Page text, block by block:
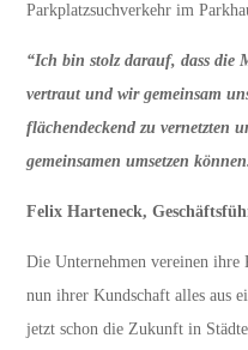
Parkplatzsuchverkehr im
“Ich bin stolz darauf, dass die
vertraut und wir gemeinsam
flächendeckend zu vernetzten
gemeinsamen umsetzen
Felix Harteneck,
Die Unternehmen vereinen ihre
nun ihrer Kundschaft alles aus
jetzt schon die Zukunft in